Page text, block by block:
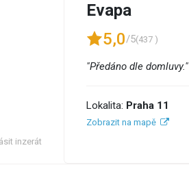
inzerát
Evapa
5,0/5(437 )
"Předáno dle domluvy."
Lokalita: Praha 11
Zobrazit na mapě